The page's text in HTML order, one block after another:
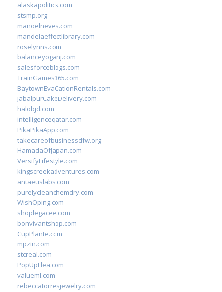
alaskapolitics.com
stsmp.org
manoelneves.com
mandelaeffectlibrary.com
roselynns.com
balanceyoganj.com
salesforceblogs.com
TrainGames365.com
BaytownEvaCationRentals.com
JabalpurCakeDelivery.com
halobjd.com
intelligenceqatar.com
PikaPikaApp.com
takecareofbusinessdfw.org
HamadaOfJapan.com
VersifyLifestyle.com
kingscreekadventures.com
antaeuslabs.com
purelycleanchemdry.com
WishOping.com
shoplegacee.com
bonvivantshop.com
CupPlante.com
mpzin.com
stcreal.com
PopUpFlea.com
valueml.com
rebeccatorresjewelry.com